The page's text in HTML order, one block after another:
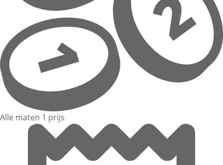
Alle maten 1 prijs